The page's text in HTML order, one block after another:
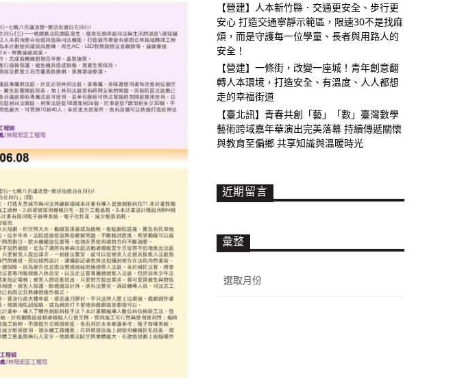
【營建】人本新竹縣．交通更安全、步行更
安心 打造交通寧靜示範區，限速30不是找麻
煩，而是守護每一位學童、長者與用路人的
安全！
【營建】一條街，改變一座城！青年創意翻
轉人本環境，打造安全、有溫度、人人都想
走的幸福街道
【臺北訊】青春共創「藝」「數」臺灣數學
藝術跨域嘉年華演出完美落幕 持續傳遞關懷
與教育至偏鄉 共享知識與溫暖時光
近期留言
彙整
整